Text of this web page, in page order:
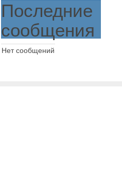
Последние
сообщения
Нет сообщений